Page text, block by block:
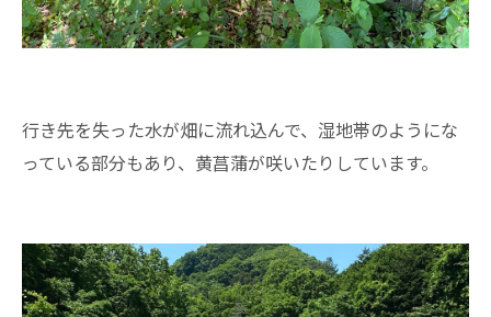
行き先を失った水が畑に流れ込んで、湿地帯のようにな
っている部分もあり、黄菖蒲が咲いたりしています。